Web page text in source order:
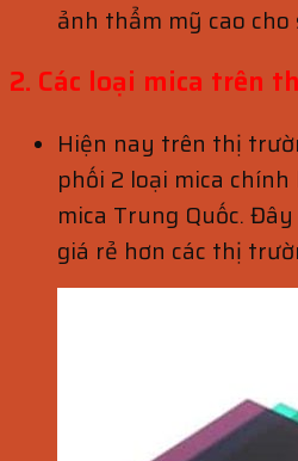
ảnh thẩm mỹ cao
2. Các loại mica trên
Hiện nay trên thị
phối 2 loại mica chính
mica Trung Quốc.
giá rẻ hơn các thị